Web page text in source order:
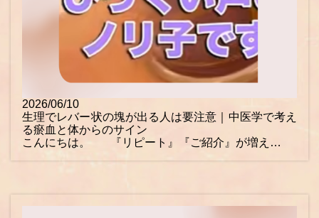
2026/06/10
生理でレバー状の塊が出る人は要注意｜中医学で考え
る瘀血と体からのサイン
こんにちは。 『リピート』『ご紹介』が増え…